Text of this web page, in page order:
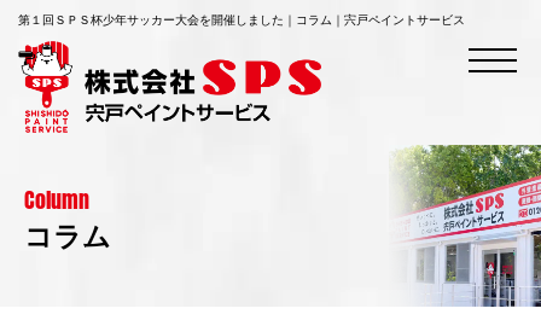
第１回ＳＰＳ杯少年サッカー大会を開催しました｜コラム｜宍戸ペイントサービス
Column
コラム